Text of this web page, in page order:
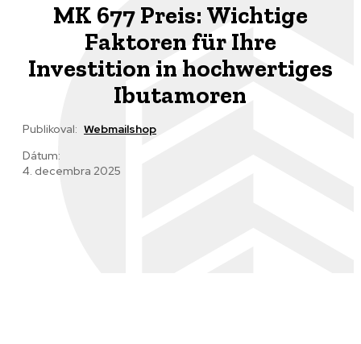
MK 677 Preis: Wichtige
Faktoren für Ihre
Investition in hochwertiges
Ibutamoren
Publikoval: Webmailshop
Dátum:
4. decembra 2025